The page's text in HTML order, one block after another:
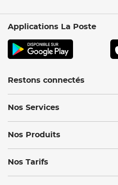
Applications La Poste
Restons connectés
Nos Services
Nos Produits
Nos Tarifs